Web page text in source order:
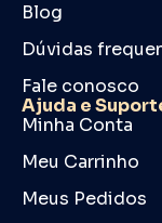
Blog
Dúvidas
Fale conosco
Ajuda e
Minha Conta
Meu Carrinho
Meus Pedidos